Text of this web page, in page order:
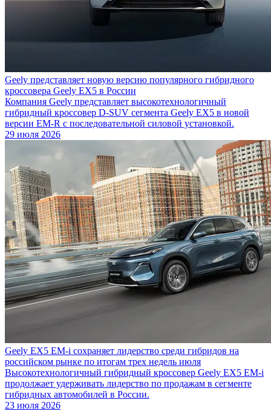
Geely представляет новую версию популярного гибридного
кроссовера Geely EX5 в России
Компания Geely представляет высокотехнологичный
гибридный кроссовер D-SUV сегмента Geely EX5 в новой
версии EM-R с последовательной силовой установкой.
29 июля 2026
Geely EX5 EM-i сохраняет лидерство среди гибридов на
российском рынке по итогам трех недель июля
Высокотехнологичный гибридный кроссовер Geely EX5 EM-i
продолжает удерживать лидерство по продажам в сегменте
гибридных автомобилей в России.
23 июля 2026